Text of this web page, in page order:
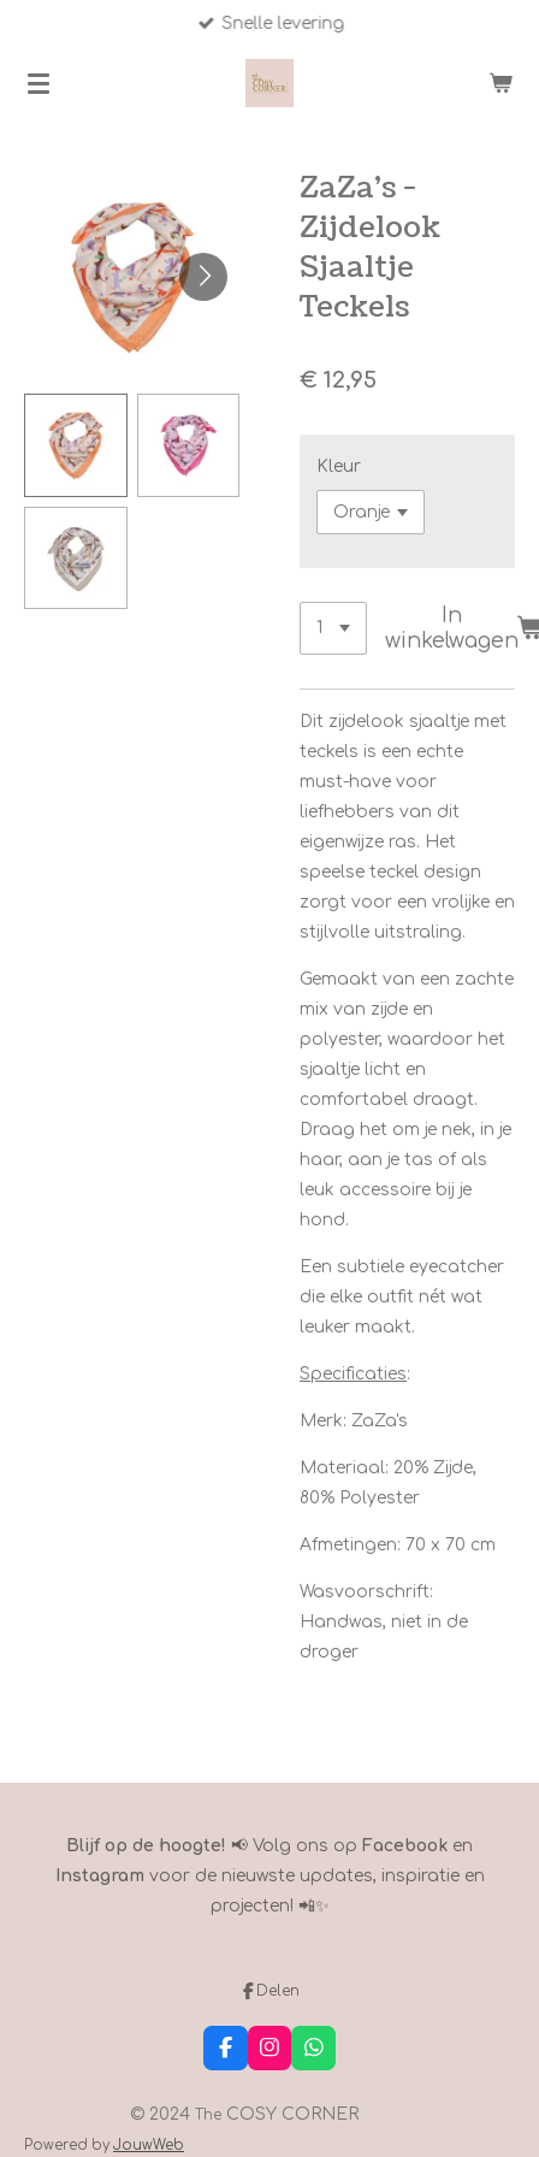
naar
Snelle levering
ZaZa's -
Zijdelook
Sjaaltje
Teckels
€ 12,95
Kleur
In
winkelwagen
Dit zijdelook sjaaltje met
teckels is een echte
must-have voor
liefhebbers van dit
eigenwijze ras. Het
speelse teckel design
zorgt voor een vrolijke en
stijlvolle uitstraling.
Gemaakt van een zachte
mix van zijde en
polyester, waardoor het
sjaaltje licht en
comfortabel draagt.
Draag het om je nek, in je
haar, aan je tas of als
leuk accessoire bij je
hond.
Een subtiele eyecatcher
die elke outfit nét wat
leuker maakt.
Specificaties:
Merk: ZaZa's
Materiaal: 20% Zijde,
80% Polyester
Afmetingen: 70 x 70 cm
Wasvoorschrift:
Handwas, niet in de
droger
Blijf op de hoogte! 📢 Volg ons op Facebook en
Instagram voor de nieuwste updates, inspiratie en
projecten! 📲✨
Delen
F
a
e
I
n
t
W
h
t
© 2024 The COSY CORNER
Powered byJouwWeb